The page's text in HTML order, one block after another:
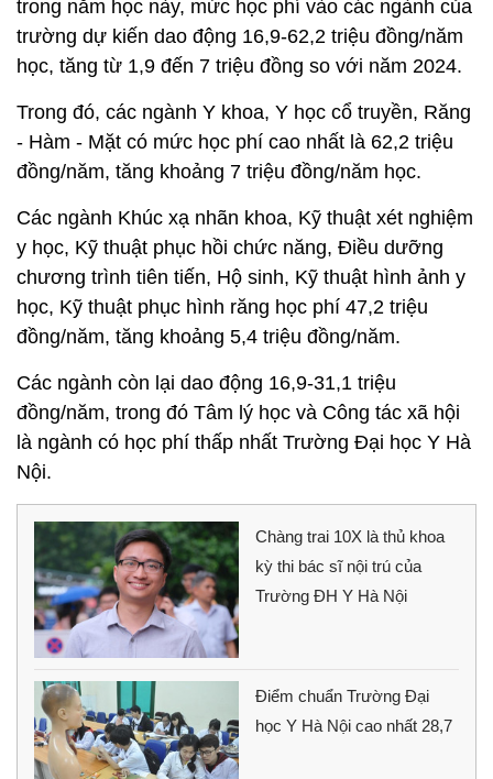
trong năm học này, mức học phí vào các ngành của
trường dự kiến dao động 16,9-62,2 triệu đồng/năm
học, tăng từ 1,9 đến 7 triệu đồng so với năm 2024.
Trong đó, các ngành Y khoa, Y học cổ truyền, Răng
- Hàm - Mặt có mức học phí cao nhất là 62,2 triệu
đồng/năm, tăng khoảng 7 triệu đồng/năm học.
Các ngành Khúc xạ nhãn khoa, Kỹ thuật xét nghiệm
y học, Kỹ thuật phục hồi chức năng, Điều dưỡng
chương trình tiên tiến, Hộ sinh, Kỹ thuật hình ảnh y
học, Kỹ thuật phục hình răng học phí 47,2 triệu
đồng/năm, tăng khoảng 5,4 triệu đồng/năm.
Các ngành còn lại dao động 16,9-31,1 triệu
đồng/năm, trong đó Tâm lý học và Công tác xã hội
là ngành có học phí thấp nhất Trường Đại học Y Hà
Nội.
Chàng trai 10X là thủ khoa
kỳ thi bác sĩ nội trú của
Trường ĐH Y Hà Nội
Điểm chuẩn Trường Đại
học Y Hà Nội cao nhất 28,7